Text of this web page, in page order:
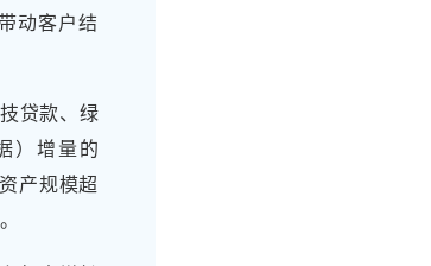
动客户结
贷款、绿
）增量的
产规模超